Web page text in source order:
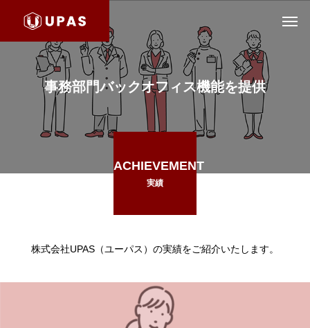
事務部門バックオフィス機能を提供
ACHIEVEMENT
実績
株式会社UPAS（ユーパス）の実績をご紹介いたします。